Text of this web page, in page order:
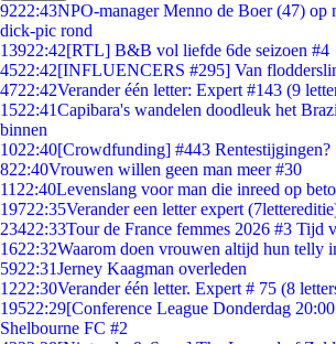
9222:43NPO-manager Menno de Boer (47) op
dick-pic rond
13922:42[RTL] B&B vol liefde 6de seizoen #4
4522:42[INFLUENCERS #295] Van
4722:42Verander één letter: Expert #143 (9
1522:41Capibara's wandelen doodleuk het
binnen
1022:40[Crowdfunding] #443 Rentestijgingen?
822:40Vrouwen willen geen man meer #30
11 22:40Levenslang voor man die inreed op
19722:35Verander een letter expert
23422:33Tour de France femmes 2026 #3 Tijd
1622:32Waarom doen vrouwen altijd hun telly
5922:31Jerney Kaagman overleden
1222:30Verander één letter. Expert # 75 (8
19522:29[Conference League Donderdag
Shelbourne FC #2